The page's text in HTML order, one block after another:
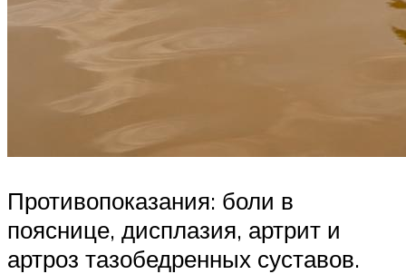
Противопоказания: боли в
пояснице, дисплазия, артрит и
артроз тазобедренных суставов.